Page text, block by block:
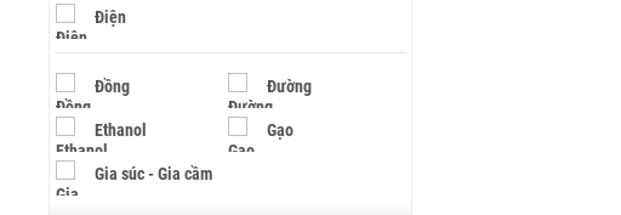
Điện
Đồng Đường
Ethanol Gạo
Gia súc - Gia cầm